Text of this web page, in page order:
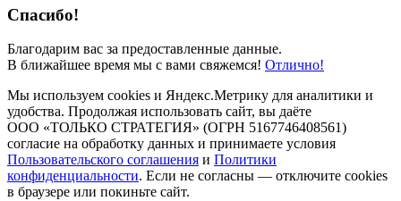
Спасибо!
Благодарим вас за предоставленные данные.
В ближайшее время мы с вами свяжемся! Отлично!
Мы используем cookies и Яндекс.Метрику для аналитики и
удобства. Продолжая использовать сайт, вы даёте
ООО «ТОЛЬКО СТРАТЕГИЯ» (ОГРН 5167746408561)
согласие на обработку данных и принимаете условия
Пользовательского соглашения и Политики
конфиденциальности. Если не согласны — отключите cookies
в браузере или покиньте сайт.